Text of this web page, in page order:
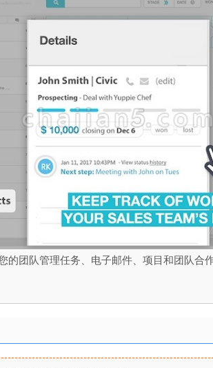
团队管理任务、电子邮件、项目和团队